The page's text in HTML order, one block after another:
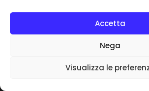
Accetta
Nega
Visualizza le
Renato Decarolis,